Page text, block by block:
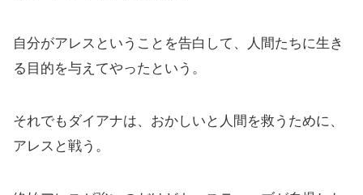
自分がアレスということを告白して、人間たちに生き
る目的を与えてやったという。
それでもダイアナは、おかしいと人間を救うために、
アレスと戦う。